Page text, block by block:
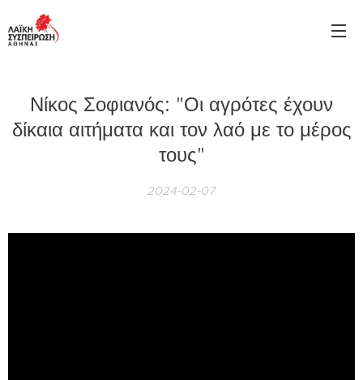
Νίκος Σοφιανός: "Οι αγρότες έχουν
δίκαια αιτήματα και τον λαό με το μέρος
τους"
2024-02-07